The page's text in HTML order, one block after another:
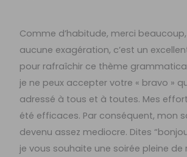
Comme d’habitude, merci beaucoup,
aucune exagération, c’est un
pour rafraîchir ce thème
je ne peux accepter votre « bravo »
adressé à tous et à toutes. Mes
été efficaces. Par conséquent, mon
devenu assez mediocre. Dites
je vous souhaite une soirée pleine de